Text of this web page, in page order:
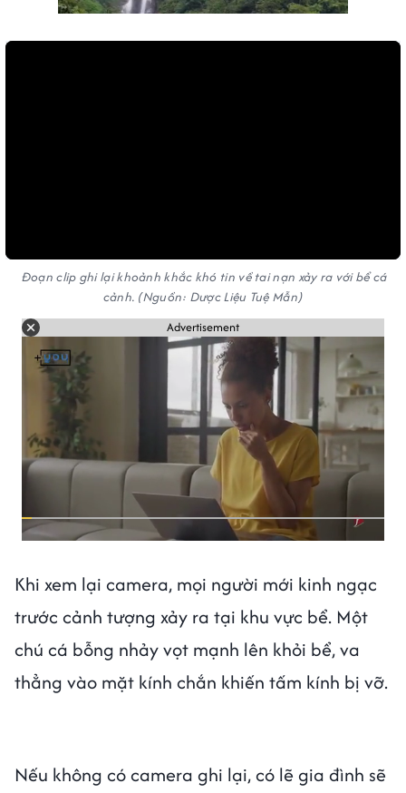
Đoạn clip ghi lại khoảnh khắc khó tin về tai nạn xảy ra với bể cá
cảnh. (Nguồn: Dược Liệu Tuệ Mẫn)
Advertisement
Khi xem lại camera, mọi người mới kinh ngạc
trước cảnh tượng xảy ra tại khu vực bể. Một
chú cá bỗng nhảy vọt mạnh lên khỏi bể, va
thẳng vào mặt kính chắn khiến tấm kính bị vỡ.
Nếu không có camera ghi lại, có lẽ gia đình sẽ